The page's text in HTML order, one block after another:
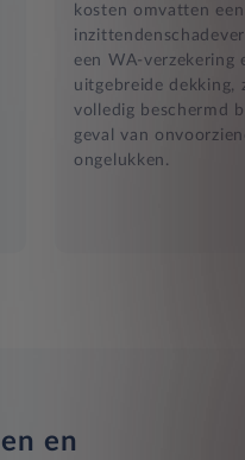
kosten omvatten een
een WA-verzekering
uitgebreide dekking,
volledig beschermd
geval van
ongelukken.
en